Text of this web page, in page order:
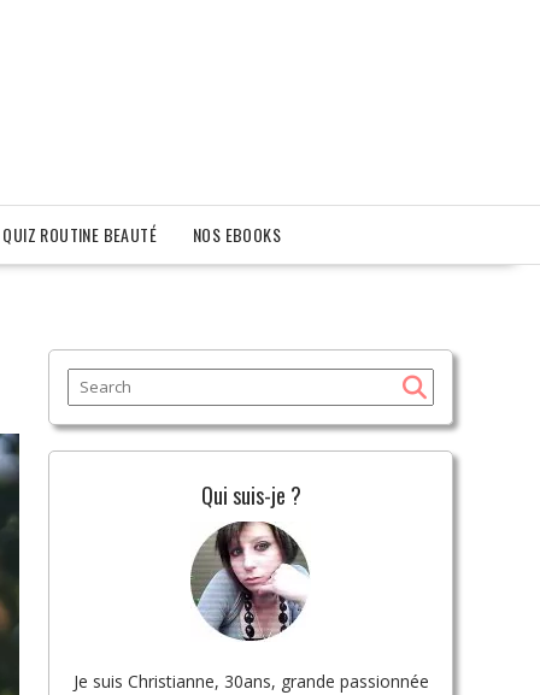
QUIZ ROUTINE BEAUTÉ NOS EBOOKS
Qui suis-je ?
Je suis Christianne, 30ans, grande passionnée